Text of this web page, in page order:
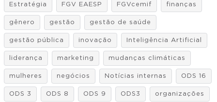
Estratégia FGV EAESP FGVcemif finanças
gênero gestão gestão de saúde
gestão pública inovação Inteligência Artificial
liderança marketing mudanças climáticas
mulheres negócios Notícias internas ODS 16
ODS 3 ODS 8 ODS 9 ODS3 organizações